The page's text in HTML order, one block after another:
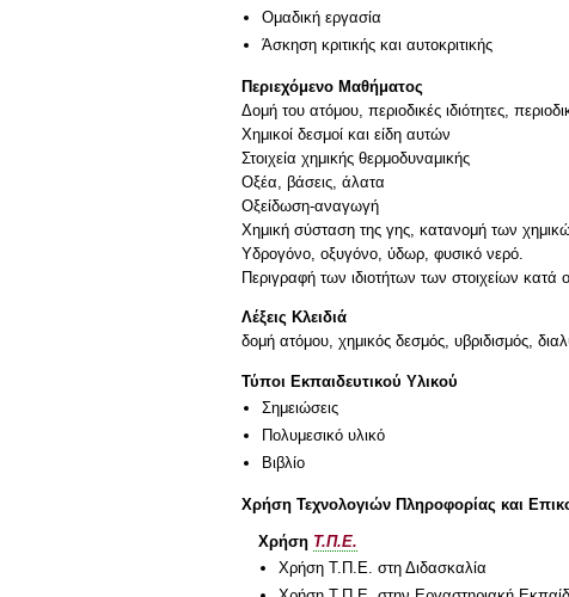
Ομαδική εργασία
Άσκηση κριτικής και αυτοκριτικής
Περιεχόμενο Μαθήματος
Δoμή τoυ ατόμoυ, περιoδικές ιδιότητες,
Χημικoί δεσμoί και είδη αυτών
Στoιχεία χημικής θερμoδυναμικής
Οξέα, βάσεις, άλατα
Οξείδωση-αναγωγή
Xημική σύσταση της γης, κατανoμή των
Υδρoγόνo, oξυγόνo, ύδωρ, φυσικό νερό.
Λέξεις Κλειδιά
δομή ατόμου, χημικός δεσμός, υβριδισμός,
Τύποι Εκπαιδευτικού Υλικού
Σημειώσεις
Πολυμεσικό υλικό
Βιβλίο
Χρήση Τεχνολογιών Πληροφορίας και
Χρήση Τ.Π.Ε.
Χρήση Τ.Π.Ε. στη Διδασκαλία